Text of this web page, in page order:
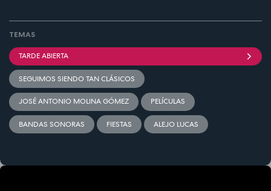
TEMAS
TARDE ABIERTA
SEGUIMOS SIENDO TAN CLÁSICOS
JOSÉ ANTONIO MOLINA GÓMEZ PELÍCULAS
BANDAS SONORAS FIESTAS ALEJO LUCAS